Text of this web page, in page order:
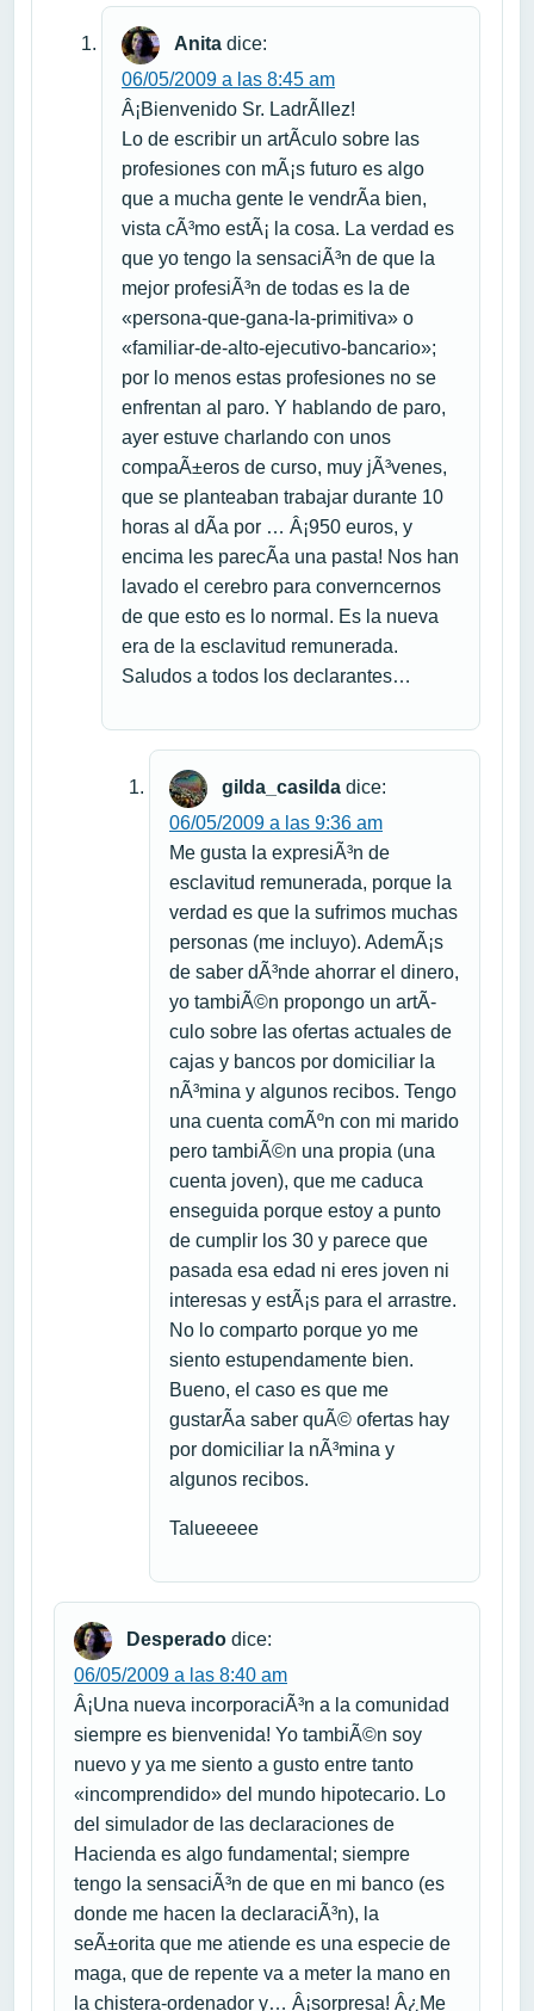
Anita dice:
06/05/2009 a las 8:45 am
Â¡Bienvenido Sr. LadrÃ­llez!
Lo de escribir un artÃ­culo sobre las
profesiones con mÃ¡s futuro es algo
que a mucha gente le vendrÃ­a bien,
vista cÃ³mo estÃ¡ la cosa. La verdad es
que yo tengo la sensaciÃ³n de que la
mejor profesiÃ³n de todas es la de
«persona-que-gana-la-primitiva» o
«familiar-de-alto-ejecutivo-bancario»;
por lo menos estas profesiones no se
enfrentan al paro. Y hablando de paro,
ayer estuve charlando con unos
compaÃ±eros de curso, muy jÃ³venes,
que se planteaban trabajar durante 10
horas al dÃ­a por … Â¡950 euros, y
encima les parecÃ­a una pasta! Nos han
lavado el cerebro para converncernos
de que esto es lo normal. Es la nueva
era de la esclavitud remunerada.
Saludos a todos los declarantes…
gilda_casilda dice:
06/05/2009 a las 9:36 am
Me gusta la expresiÃ³n de
esclavitud remunerada, porque la
verdad es que la sufrimos muchas
personas (me incluyo). AdemÃ¡s
de saber dÃ³nde ahorrar el dinero,
yo tambiÃ©n propongo un artÃ­
culo sobre las ofertas actuales de
cajas y bancos por domiciliar la
nÃ³mina y algunos recibos. Tengo
una cuenta comÃºn con mi marido
pero tambiÃ©n una propia (una
cuenta joven), que me caduca
enseguida porque estoy a punto
de cumplir los 30 y parece que
pasada esa edad ni eres joven ni
interesas y estÃ¡s para el arrastre.
No lo comparto porque yo me
siento estupendamente bien.
Bueno, el caso es que me
gustarÃ­a saber quÃ© ofertas hay
por domiciliar la nÃ³mina y
algunos recibos.
Talueeeee
Desperado dice:
06/05/2009 a las 8:40 am
Â¡Una nueva incorporaciÃ³n a la comunidad
siempre es bienvenida! Yo tambiÃ©n soy
nuevo y ya me siento a gusto entre tanto
«incomprendido» del mundo hipotecario. Lo
del simulador de las declaraciones de
Hacienda es algo fundamental; siempre
tengo la sensaciÃ³n de que en mi banco (es
donde me hacen la declaraciÃ³n), la
seÃ±orita que me atiende es una especie de
maga, que de repente va a meter la mano en
la chistera-ordenador y… Â¡sorpresa! Â¿Me